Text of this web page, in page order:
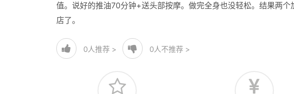
值。说好的推油70分钟+送头部按摩。做完全身也没轻松。结果两
店了。
0人推荐 > 0人不推荐 >